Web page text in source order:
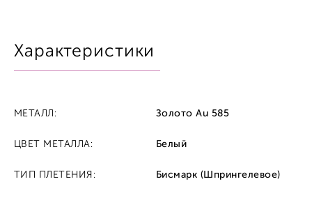
Характеристики
МЕТАЛЛ: Золото Au 585
ЦВЕТ МЕТАЛЛА: Белый
ТИП ПЛЕТЕНИЯ: Бисмарк (Шпрингелевое)